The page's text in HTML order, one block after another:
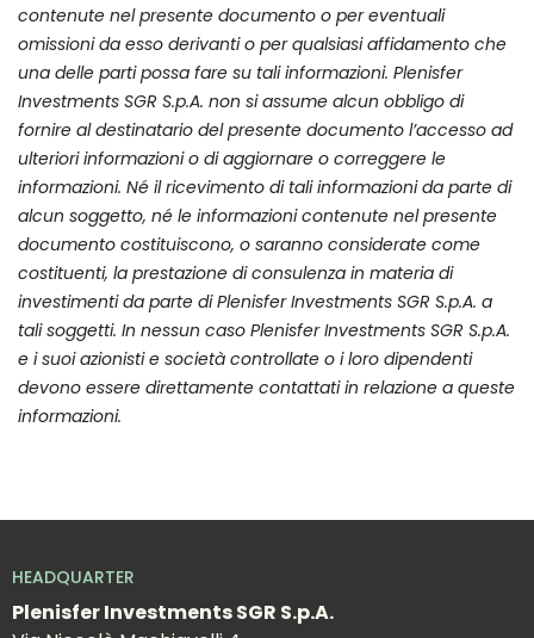
contenute nel presente documento o per eventuali
omissioni da esso derivanti o per qualsiasi affidamento che
una delle parti possa fare su tali informazioni. Plenisfer
Investments SGR S.p.A. non si assume alcun obbligo di
fornire al destinatario del presente documento l’accesso ad
ulteriori informazioni o di aggiornare o correggere le
informazioni. Né il ricevimento di tali informazioni da parte di
alcun soggetto, né le informazioni contenute nel presente
documento costituiscono, o saranno considerate come
costituenti, la prestazione di consulenza in materia di
investimenti da parte di Plenisfer Investments SGR S.p.A. a
tali soggetti. In nessun caso Plenisfer Investments SGR S.p.A.
e i suoi azionisti e società controllate o i loro dipendenti
devono essere direttamente contattati in relazione a queste
informazioni.
HEADQUARTER
Plenisfer Investments SGR S.p.A.